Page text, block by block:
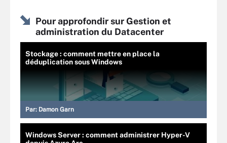
Pour approfondir sur Gestion et
administration du Datacenter
Stockage : comment mettre en place la
déduplication sous Windows
Par: Damon Garn
Windows Server : comment administrer Hyper-V